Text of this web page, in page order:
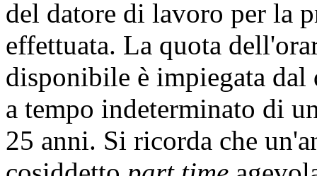
del datore di lavoro per la
effettuata. La quota
disponibile è impiegata
a tempo indeterminato di
25 anni. Si ricorda che